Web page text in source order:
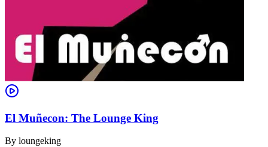
El Muñecon: The Lounge King
By loungeking